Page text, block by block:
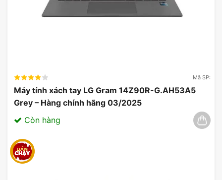
cùng với các thiết bị như bàn phím, cảm ứng,
bảo mật, webcam và loa cũng góp phần tạo nên
Mã SP:
Máy tính xách tay LG Gram 14Z90R-G.AH53A5
Grey – Hàng chính hãng 03/2025
Còn hàng